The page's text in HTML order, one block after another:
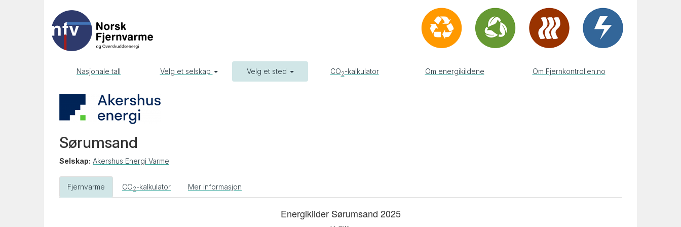
Nasjonale tall Velg et selskap Velg et sted CO2-kalkulator Om energikildene Om Fjernkontrollen.no
Sørumsand
Selskap: Akershus Energi Varme
Fjernvarme CO2-kalkulator Mer informasjon
Energikilder Sørumsand 2025